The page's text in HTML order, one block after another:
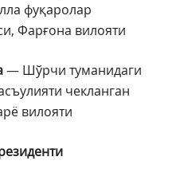
фуқаролар
Фарғона вилояти
— Шўрчи туманидаги
чекланган
вилояти
Президенти